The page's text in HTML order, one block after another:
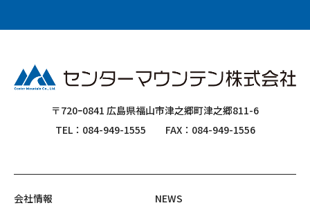
〒720ｰ0841 広島県福山市津之郷町津之郷811-6
TEL：084-949-1555
FAX：084-949-1556
会社情報
NEWS